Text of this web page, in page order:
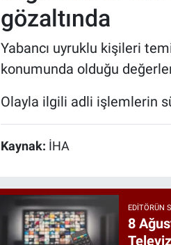
gözaltında
Yabancı uyruklu kişileri
konumunda olduğu
Olayla ilgili adli işlemlerin
Kaynak: İHA
EDITÖRÜN
8